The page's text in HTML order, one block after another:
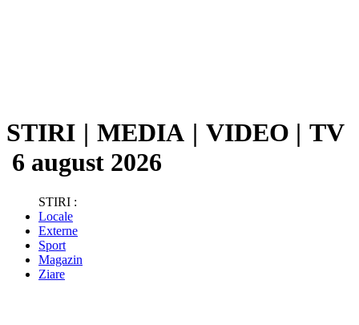
STIRI | MEDIA | VIDEO | TV
6 august 2026
STIRI :
Locale
Externe
Sport
Magazin
Ziare